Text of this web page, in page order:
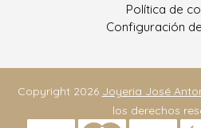
Política de
Configuración
Copyright 2026 Joyeria José
los derechos